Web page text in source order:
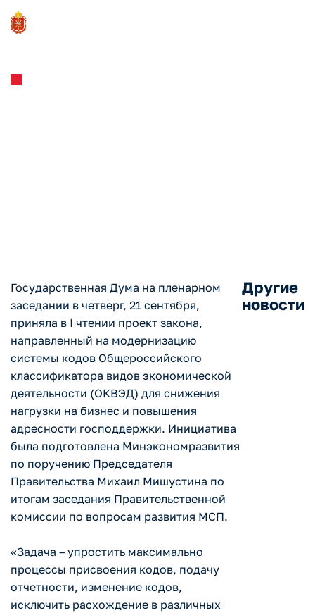
Государственная Дума на пленарном
заседании в четверг, 21 сентября,
приняла в I чтении проект закона,
направленный на модернизацию
системы кодов Общероссийского
классификатора видов экономической
деятельности (ОКВЭД) для снижения
нагрузки на бизнес и повышения
адресности господдержки. Инициатива
была подготовлена Минэкономразвития
по поручению Председателя
Правительства Михаил Мишустина по
итогам заседания Правительственной
комиссии по вопросам развития МСП.
«Задача – упростить максимально
процессы присвоения кодов, подачу
отчетности, изменение кодов,
исключить расхождение в различных
Другие
новости